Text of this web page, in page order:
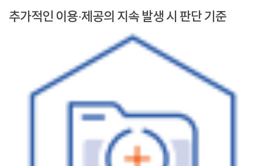
추가적인 이용·제공의 지속 발생 시 판단 기준